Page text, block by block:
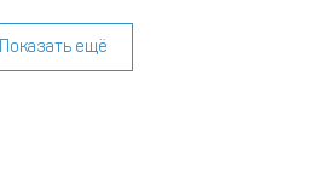
Показать ещё